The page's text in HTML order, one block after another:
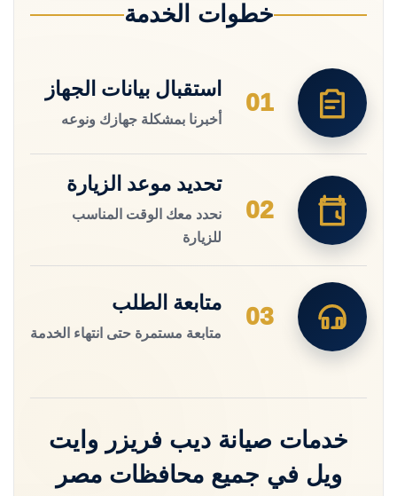
خطوات الخدمة
01
استقبال بيانات الجهاز
أخبرنا بمشكلة جهازك ونوعه
02
تحديد موعد الزيارة
نحدد معك الوقت المناسب
للزيارة
03
متابعة الطلب
متابعة مستمرة حتى انتهاء الخدمة
خدمات صيانة ديب فريزر وايت
ويل في جميع محافظات مصر